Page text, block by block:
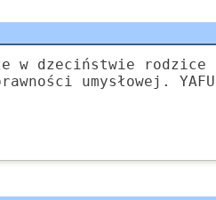
w dzeciństwie
umysłowej.